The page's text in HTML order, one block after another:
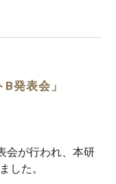
発表会」
会が行われ、本研
した。